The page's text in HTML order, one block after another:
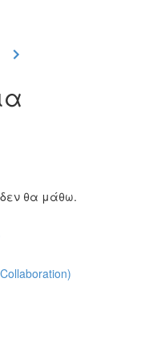
δεν θα μάθω.